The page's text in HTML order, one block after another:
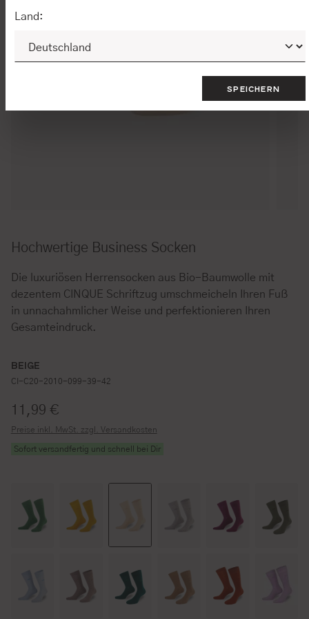
Hochwertige Business Socken
Die luxuriösen Herrensocken aus Bio-Baumwolle mit
dezentem CINQUE Schriftzug umschmeicheln Ihren Fuß
in unnachahmlicher Weise und perfektionieren Ihren
Gesamteindruck.
BEIGE
CI-C20-2010-099-39-42
Regulärer Preis:
11,99 €
Preise inkl. MwSt. zzgl. Versandkosten
Sofort versandfertig und schnell bei Dir
Land:
SPEICHERN